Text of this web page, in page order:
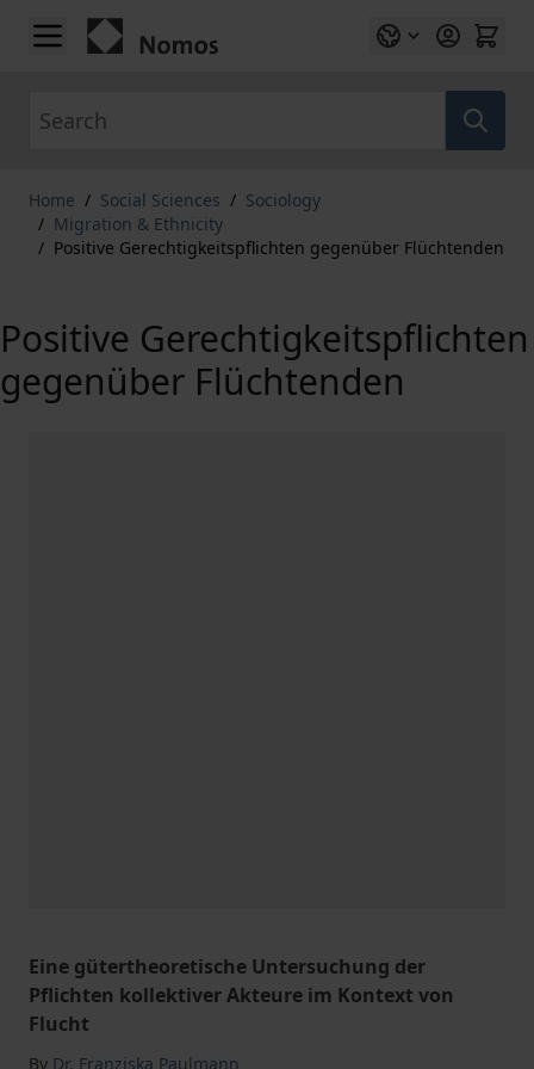
Skip to Content
Home / Social Sciences / Sociology
/ Migration & Ethnicity
/ Positive Gerechtigkeitspflichten gegenüber Flüchtenden
Positive Gerechtigkeitspflichten
gegenüber Flüchtenden
Eine gütertheoretische Untersuchung der
Pflichten kollektiver Akteure im Kontext von
Flucht
By Dr. Franziska Paulmann